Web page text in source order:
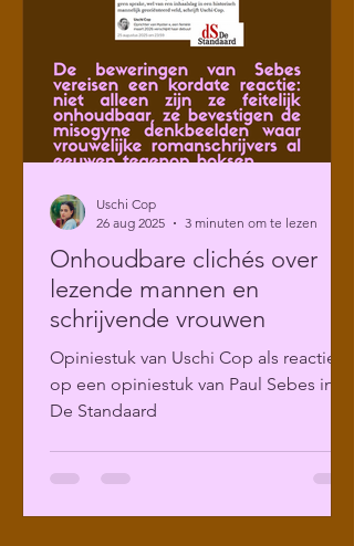
Onhoudbare clichés over
lezende mannen en
schrijvende vrouwen
Opiniestuk van Uschi Cop als reactie
op een opiniestuk van Paul Sebes in
De Standaard
Uschi Cop
26 aug 2025
3 minuten om te lezen